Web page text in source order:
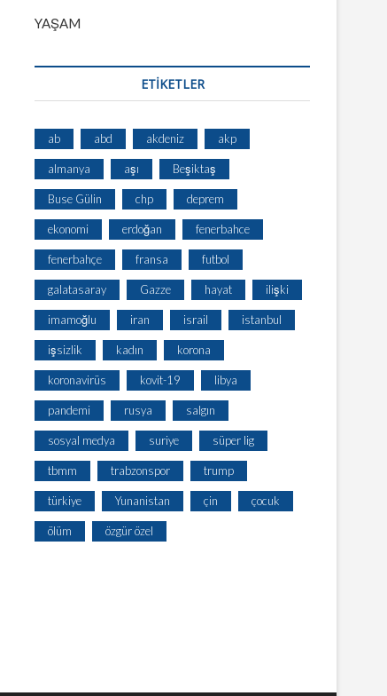
YAŞAM
ETİKETLER
ab abd akdeniz akp
almanya aşı Beşiktaş
Buse Gülin chp deprem
ekonomi erdoğan fenerbahce
fenerbahçe fransa futbol
galatasaray Gazze hayat ilişki
imamoğlu iran israil istanbul
işsizlik kadın korona
koronavirüs kovit-19 libya
pandemi rusya salgın
sosyal medya suriye süper lig
tbmm trabzonspor trump
türkiye Yunanistan çin çocuk
ölüm özgür özel